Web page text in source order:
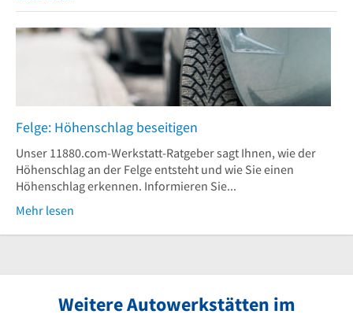
Felge: Höhenschlag beseitigen
Unser 11880.com-Werkstatt-Ratgeber sagt Ihnen, wie der
Höhenschlag an der Felge entsteht und wie Sie einen
Höhenschlag erkennen. Informieren Sie...
Mehr lesen
Weitere Autowerkstätten im